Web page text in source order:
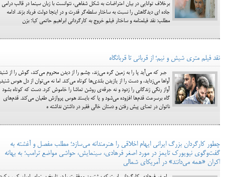
برخلاف توانایی در بیان اعتراضات به شکل شفاهی، نتوانست با زبان سینما در قالب درامی
جاده ای دیدگاهش را نسبت به ساختار سلطه‌گر قدرت ‌و در اینجا دولت‌ فریاد بزند. ادامه
مطلب: نقد فیلمنامه و ساختار فیلم خروج به کارگردانی ابراهیم حاتمی کیا؛ بزن
نقد فیلم متری شیش و نیم؛ از قربانی تا قربانگاه
جبر که می‌آید پا را به زمین گره می‌زند، چشم را از دیدن محروم می‌کند، گوش را از
آواها می‌زداید، و دست را از یازیدن بلندی‌ها کوتاه می‌کند. اما نه می‌توان از دل هوس
آواز رنگی زندگانی را زدود و نه جرقه‌ی روشن تماشا را خاموش کرد. دست که کوتاه بشود
گاه برسرعت قدم‌ها افزوده می‌شود و پا که بایستد هوس پروازش طغیان می‌کند. قدم‌های
ناتوان در تمنای پیش رفتن و دستان خالی فقیر در داشتن نداشته ه
چطور کارگردان بزرگ ایرانی ایهام اخلاقی را هنرمندانه می‌سازد؛ مطلب مفصل و آغشته به
گفت‌وگوی نیویورک تایمز در مورد اصغر فرهادی، سینمایش، حواشی مواضع ترامپ؛ به بهانه
اکران «همه می‌دانند» در آمریکای شمالی